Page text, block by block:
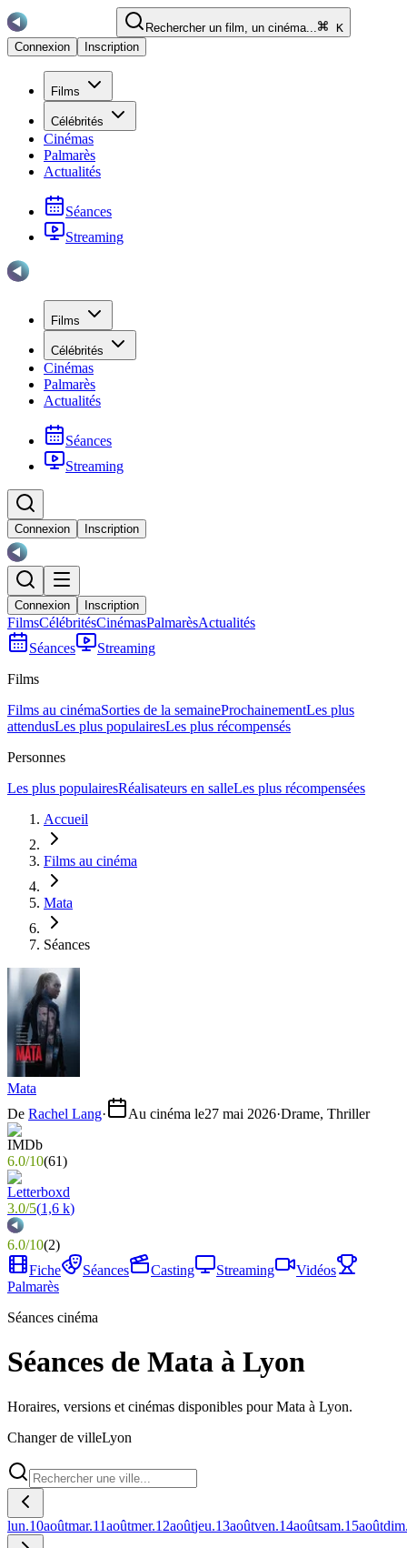
Rechercher un film, un cinéma...
K
Connexion
Inscription
Films
Célébrités
Cinémas
Palmarès
Actualités
Séances
Streaming
Films
Célébrités
Cinémas
Palmarès
Actualités
Séances
Streaming
Connexion Inscription
Connexion Inscription
FilmsCélébritésCinémasPalmarèsActualités
Séances
Streaming
Films
Films au cinémaSorties de la semaineProchainementLes plus
attendusLes plus populairesLes plus récompensés
Personnes
Les plus populairesRéalisateurs en salleLes plus récompensées
Accueil
Films au cinéma
Mata
Séances
Mata
De Rachel Lang· Au cinéma le27 mai 2026·Drame, Thriller
6.0/10(61)
3.0/5(1,6 k)
6.0/10(2)
Fiche
Séances Casting Streaming
Vidéos
Palmarès
Séances cinéma
Séances de Mata à Lyon
Horaires, versions et cinémas disponibles pour Mata à Lyon.
Changer de villeLyon
lun.10aoûtmar.11aoûtmer.12aoûtjeu.13aoûtven.14aoûtsam.15août